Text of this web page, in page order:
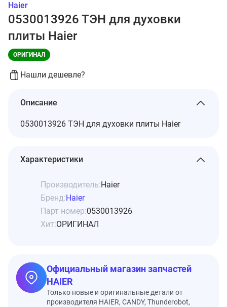
Haier
0530013926 ТЭН для духовки
плиты Haier
ОРИГИНАЛ
Нашли дешевле?
Описание
0530013926 ТЭН для духовки плиты Haier
Характеристики
Производитель:Haier
Бренд:Haier
Парт номер:0530013926
Хит:ОРИГИНАЛ
Официальный магазин запчастей
HAIER
Только новые и оригинальные детали от
производителя HAIER, CANDY, Thunderobot,